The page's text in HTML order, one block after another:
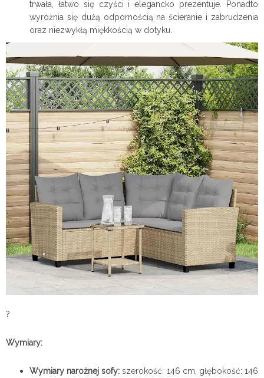
trwała, łatwo się czyści i elegancko prezentuje. Ponadto
wyróżnia się dużą odpornością na ścieranie i zabrudzenia
oraz niezwykłą miękkością w dotyku.
?
Wymiary:
Wymiary narożnej sofy:szerokość: 146 cm, głębokość: 146